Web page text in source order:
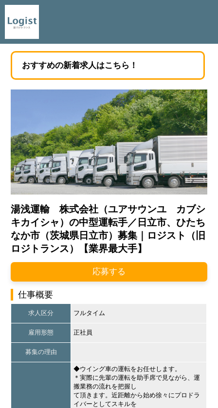
おすすめの新着求人はこちら！
湯浅運輸 株式会社（ユアサウンユ カブシ
キカイシャ）の中型運転手／日立市、ひたち
なか市（茨城県日立市）募集｜ロジスト（旧
ロジトランス）【業界最大手】
応募する
仕事概要
求人区分 フルタイム
雇用形態 正社員
募集の理由
◆ウイング車の運転をお任せします。
＊実際に先輩の運転を助手席で見ながら、運
搬業務の流れを把握し
て頂きます。近距離から始め徐々にプロドラ
イバーとしてスキルを